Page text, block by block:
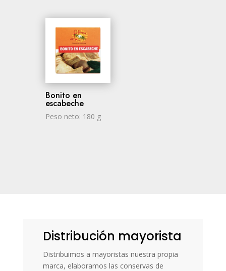
Bonito en
escabeche
Peso neto: 180 g
Distribución mayorista
Distribuimos a mayoristas nuestra propia
marca, elaboramos las conservas de